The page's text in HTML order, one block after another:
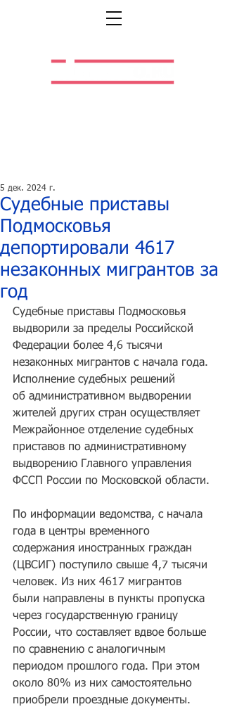
Судебные приставы
Подмосковья
депортировали 4617
незаконных мигрантов за
год
5 дек. 2024 г.
Судебные приставы Подмосковья
выдворили за пределы Российской
Федерации более 4,6 тысячи
незаконных мигрантов с начала года.
Исполнение судебных решений
об административном выдворении
жителей других стран осуществляет
Межрайонное отделение судебных
приставов по административному
выдворению Главного управления
ФССП России по Московской области.
По информации ведомства, с начала
года в центры временного
содержания иностранных граждан
(ЦВСИГ) поступило свыше 4,7 тысячи
человек. Из них 4617 мигрантов
были направлены в пункты пропуска
через государственную границу
России, что составляет вдвое больше
по сравнению с аналогичным
периодом прошлого года. При этом
около 80% из них самостоятельно
приобрели проездные документы.